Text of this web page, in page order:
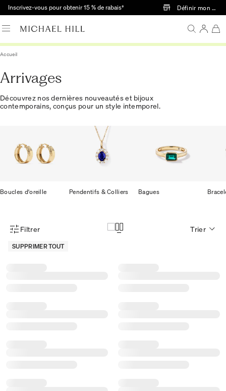
Passer au contenu principal
Inscrivez-vous pour obtenir 15 % de rabais† Définir mon
Accueil
Arrivages
Découvrez nos dernières nouveautés et bijoux
contemporains, conçus pour un style intemporel.
Boucles d'oreille Pendentifs & Colliers Bagues
Menu des filtres d'articles
Filtrer
SUPPRIMER TOUT
Trier